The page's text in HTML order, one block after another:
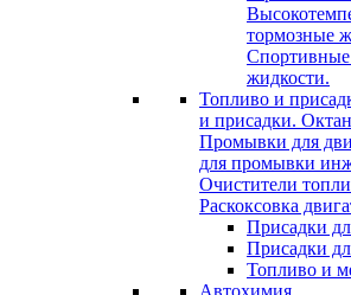
тормозные
жидкости.
Топливо и
и присадки.
Промывки для
для промывки
Очистители
Раскоксовка
Присадки
Присадки
Топливо и
Автохимия